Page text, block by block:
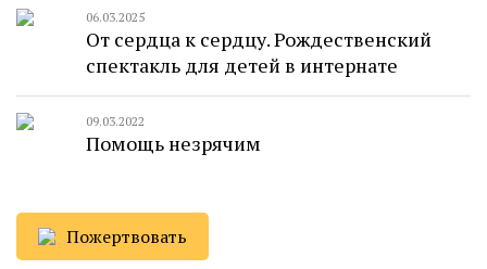
06.03.2025
От сердца к сердцу. Рождественский
спектакль для детей в интернате
09.03.2022
Помощь незрячим
Пожертвовать